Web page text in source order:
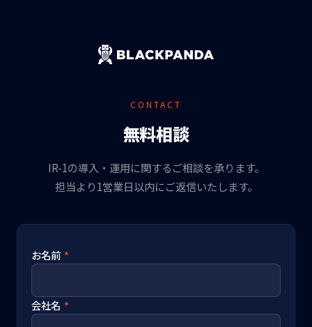
CONTACT
無料相談
IR-1の導入・運用に関するご相談を承ります。
担当より1営業日以内にご返信いたします。
お名前 *
会社名 *